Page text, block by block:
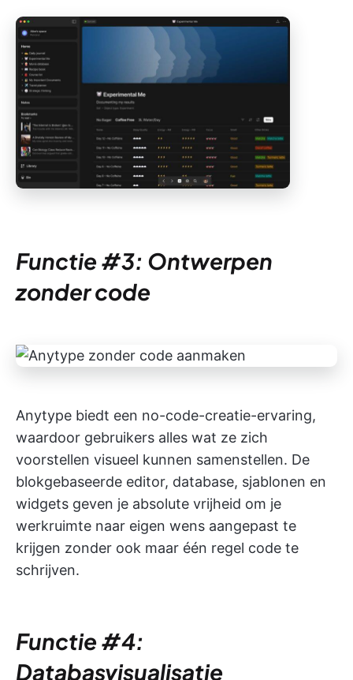
Functie #3: Ontwerpen
zonder code
Anytype biedt een no-code-creatie-ervaring,
waardoor gebruikers alles wat ze zich
voorstellen visueel kunnen samenstellen. De
blokgebaseerde editor, database, sjablonen en
widgets geven je absolute vrijheid om je
werkruimte naar eigen wens aangepast te
krijgen zonder ook maar één regel code te
schrijven.
Functie #4:
Databasvisualisatie